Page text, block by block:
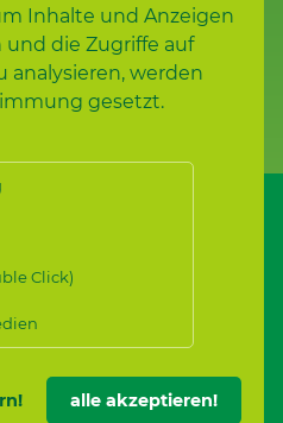
Inhalte und Anzeigen
und die Zugriffe auf
analysieren, werden
gesetzt.
Click)
alle akzeptieren!